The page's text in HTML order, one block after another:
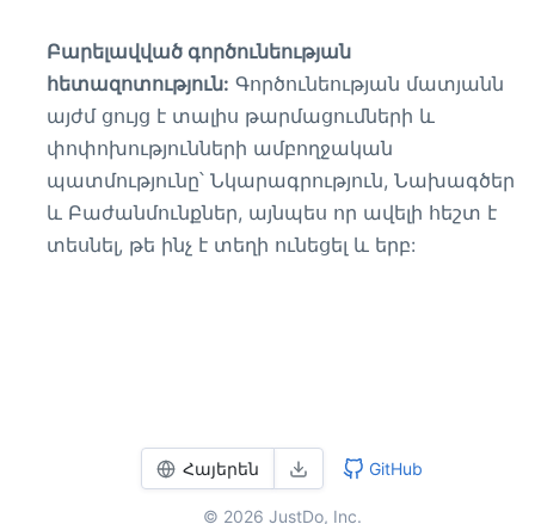
Բարելավված գործունեության
հետազոտություն: Գործունեության մատյանն
այժմ ցույց է տալիս թարմացումների և
փոփոխությունների ամբողջական
պատմությունը՝ Նկարագրություն, Նախագծեր
և Բաժանմունքներ, այնպես որ ավելի հեշտ է
տեսնել, թե ինչ է տեղի ունեցել և երբ:
Հայերեն GitHub
© 2026 JustDo, Inc.